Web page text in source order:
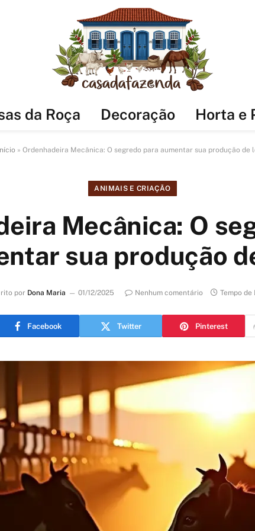
da Roça Decoração Horta e
» Ordenhadeira Mecânica: O segredo para aumentar sua produção de
ANIMAIS E CRIAÇÃO
Mecânica: O
sua produção
por Dona Maria 01/12/2025 Nenhum comentário Tempo
Facebook Twitter Pinterest